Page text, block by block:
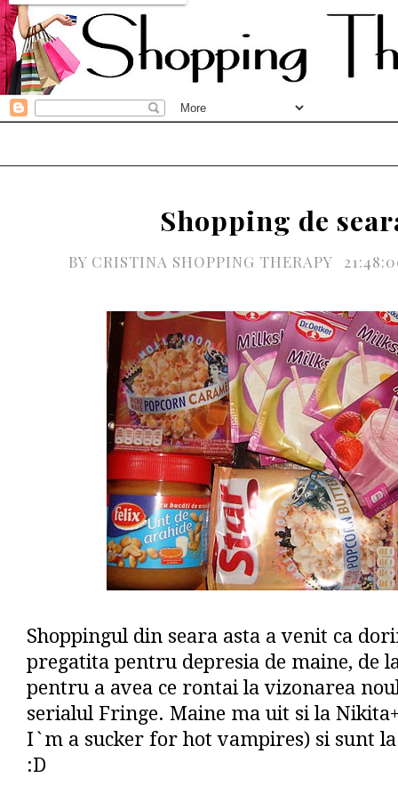
Shopping de
BY CRISTINA SHOPPING THERAPY
Shoppingul din seara asta a venit ca
pregatita pentru depresia de maine, de
pentru a avea ce rontai la vizonarea
serialul Fringe. Maine ma uit si la
I`m a sucker for hot vampires) si sunt
:D